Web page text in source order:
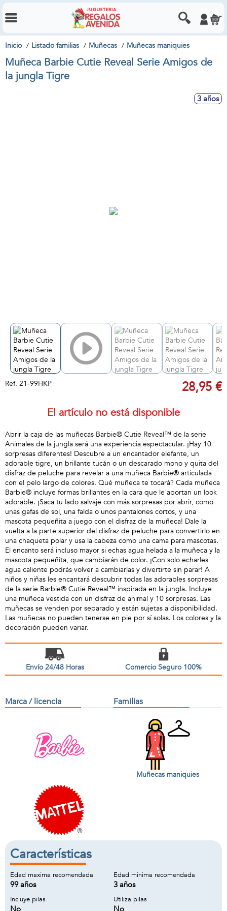
Inicio Listado familias Muñecas Muñecas maniquies
Muñeca Barbie Cutie Reveal Serie Amigos de
la jungla Tigre
3 años
Ref. 21-99HKP 28,95 €
El artículo no está disponible
Abrir la caja de las muñecas Barbie® Cutie Reveal™ de la serie
Animales de la jungla será una experiencia espectacular. ¡Hay 10
sorpresas diferentes! Descubre a un encantador elefante, un
adorable tigre, un brillante tucán o un descarado mono y quita del
disfraz de peluche para revelar a una muñeca Barbie® articulada
con el pelo largo de colores. Qué muñeca te tocará? Cada muñeca
Barbie® incluye formas brillantes en la cara que le aportan un look
adorable. ¡Saca tu lado salvaje con más sorpresas por abrir, como
unas gafas de sol, una falda o unos pantalones cortos, y una
mascota pequeñita a juego con el disfraz de la muñeca! Dale la
vuelta a la parte superior del disfraz de peluche para convertirlo en
una chaqueta polar y usa la cabeza como una cama para mascotas.
El encanto será incluso mayor si echas agua helada a la muñeca y la
mascota pequeñita, que cambiarán de color. ¡Con solo echarles
agua caliente podrás volver a cambiarlas y divertirte sin parar! A
niños y niñas les encantará descubrir todas las adorables sorpresas
de la serie Barbie® Cutie Reveal™ inspirada en la jungla. Incluye
una muñeca vestida con un disfraz de animal y 10 sorpresas. Las
muñecas se venden por separado y están sujetas a disponibilidad.
Las muñecas no pueden tenerse en pie por sí solas. Los colores y la
decoración pueden variar.
Envío 24/48 Horas Comercio Seguro 100%
Marca / licencia Familias
Muñecas maniquies
Características
Edad maxima recomendada
99 años
Edad minima recomendada
3 años
Incluye pilas
No
Utiliza pilas
No